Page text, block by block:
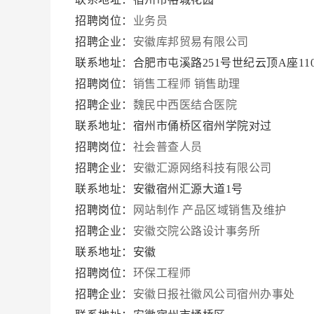
招聘岗位： 业务员
招聘企业： 安徽库邦贸易有限公司
联系地址：合肥市屯溪路251号世纪云顶A座
招聘岗位： 销售工程师 销售助理
招聘企业： 魏民中西医结合医院
联系地址：宿州市俑桥区宿州学院对过
招聘岗位： 社会普查人员
招聘企业： 安徽汇源网络科技有限公司
联系地址：安徽宿州汇源大道1号
招聘岗位：
网站制作 产品区域销售及维护
招聘企业： 安徽交院公路设计事务所
联系地址：安徽
招聘岗位： 环保工程师
招聘企业： 安徽日报社徽风公司宿州办事处